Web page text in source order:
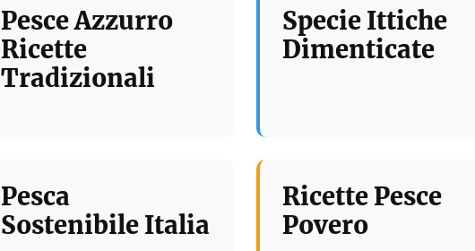
Pesce Azzurro
Ricette
Tradizionali
Specie Ittiche
Dimenticate
Pesca
Sostenibile Italia
Ricette Pesce
Povero